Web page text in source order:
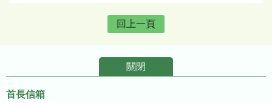
回上一頁
關閉
首長信箱